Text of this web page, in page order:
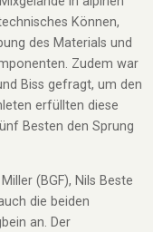
Können,
des Materials und
Zudem war
Biss gefragt, um den
erfüllten diese
Besten den Sprung
(BGF), Nils Beste
die beiden
an. Der